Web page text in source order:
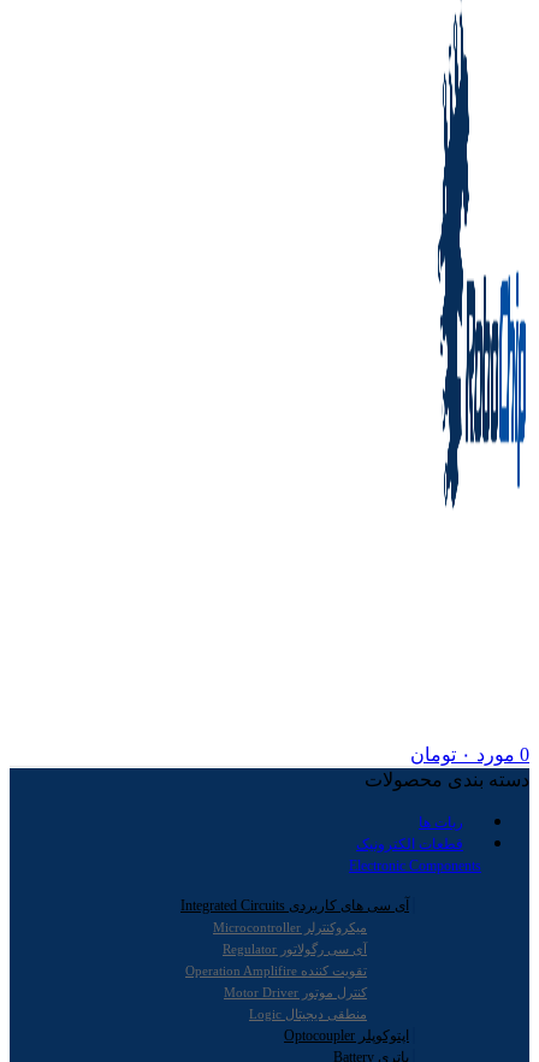
0 مورد ۰ تومان
دسته بندی محصولات
ربات ها
قطعات الکترونیک
Electronic Components
آی سی های کاربردی Integrated Circuits
میکروکنترلر Microcontroller
آی سی رگولاتور Regulator
تقویت کننده Operation Amplifire
کنترل موتور Motor Driver
منطقی دیجیتال Logic
اپتوکوپلر Optocoupler
باتری Battery